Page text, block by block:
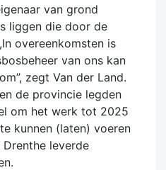
van grond
liggen die door de
overeenkomsten is
van ons kan
zegt Van der Land.
de provincie legden
om het werk tot 2025
kunnen (laten) voeren
leverde